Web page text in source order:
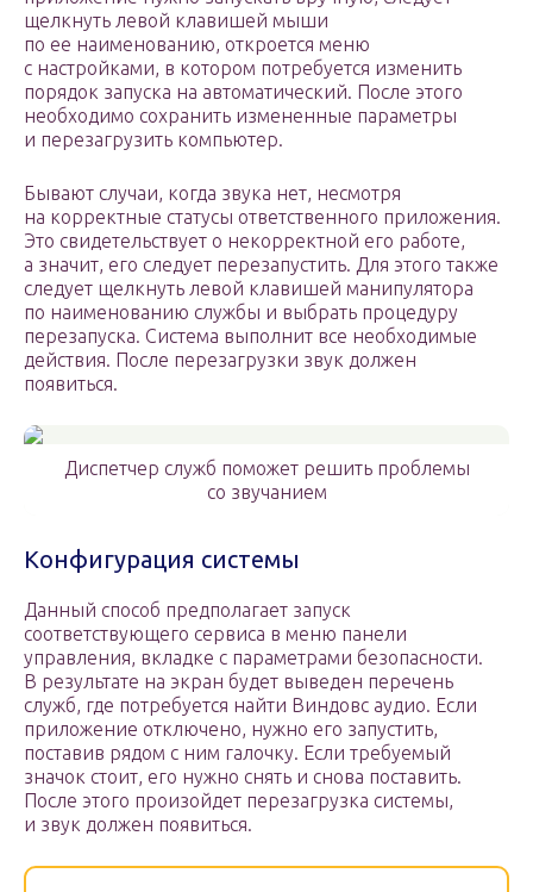
щелкнуть левой клавишей мыши
по ее наименованию, откроется меню
с настройками, в котором потребуется изменить
порядок запуска на автоматический. После этого
необходимо сохранить измененные параметры
и перезагрузить компьютер.
Бывают случаи, когда звука нет, несмотря
на корректные статусы ответственного приложения.
Это свидетельствует о некорректной его работе,
а значит, его следует перезапустить. Для этого также
следует щелкнуть левой клавишей манипулятора
по наименованию службы и выбрать процедуру
перезапуска. Система выполнит все необходимые
действия. После перезагрузки звук должен
появиться.
Диспетчер служб поможет решить проблемы
со звучанием
Конфигурация системы
Данный способ предполагает запуск
соответствующего сервиса в меню панели
управления, вкладке с параметрами безопасности.
В результате на экран будет выведен перечень
служб, где потребуется найти Виндовс аудио. Если
приложение отключено, нужно его запустить,
поставив рядом с ним галочку. Если требуемый
значок стоит, его нужно снять и снова поставить.
После этого произойдет перезагрузка системы,
и звук должен появиться.